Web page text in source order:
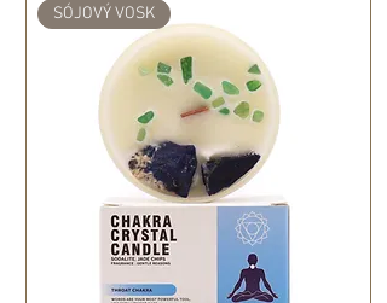
SÓJOVÝ VOSK